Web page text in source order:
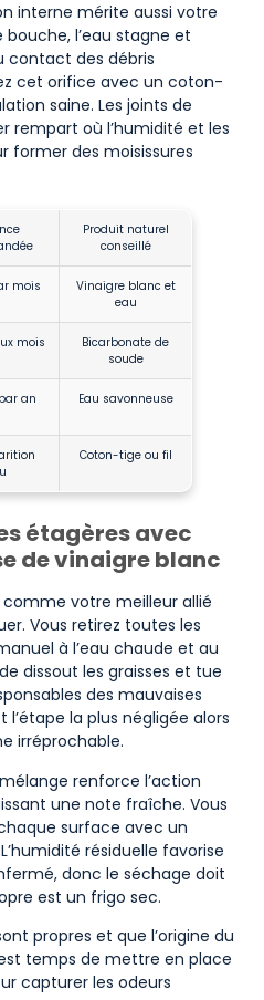
interne mérite aussi votre
l’eau stagne et
contact des débris
cet orifice avec un coton-
saine. Les joints de
rempart où l’humidité et les
former des moisissures
Produit naturel
conseillé
mois
Vinaigre blanc et
eau
mois
Bicarbonate de
soude
an Eau savonneuse
Coton-tige ou fil
étagères avec
de vinaigre blanc
comme votre meilleur allié
Vous retirez toutes les
à l’eau chaude et au
dissout les graisses et tue
des mauvaises
l’étape la plus négligée alors
irréprochable.
renforce l’action
une note fraîche. Vous
surface avec un
résiduelle favorise
donc le séchage doit
est un frigo sec.
propres et que l’origine du
temps de mettre en place
capturer les odeurs